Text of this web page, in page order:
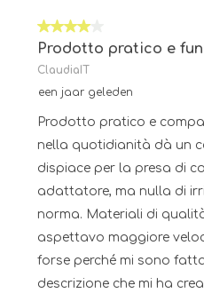
4 van 5 sterren.
Prodotto pratico e
ClaudiaIT
een jaar geleden
Prodotto pratico e
nella quotidianità dà un
dispiace per la presa di
adattatore, ma nulla di
norma. Materiali di
aspettavo maggiore
forse perché mi sono
descrizione che mi ha